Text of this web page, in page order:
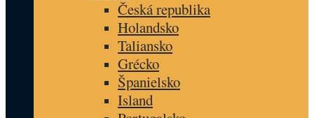
Česká republika
Holandsko
Taliansko
Grécko
Španielsko
Island